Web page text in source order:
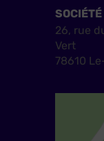
26, rue
Vert
78610